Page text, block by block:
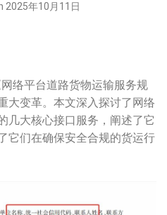
2025年10月11日
络平台道路货物运输服务规
大变革。本文深入探讨了网络
几大核心接口服务，阐述了它
它们在确保安全合规的货运行